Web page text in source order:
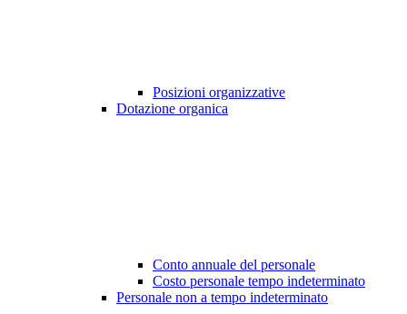
Posizioni organizzative
Dotazione organica
Conto annuale del personale
Costo personale tempo indeterminato
Personale non a tempo indeterminato